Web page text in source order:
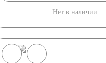
Нет в наличии